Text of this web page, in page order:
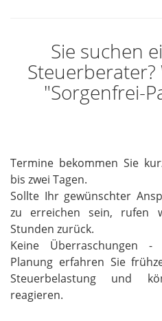
Sie suchen
"Sorgenfrei-
Termine bekommen Sie
bis zwei Tagen.
Sollte Ihr gewünschter
zu erreichen sein, rufen
Stunden zurück.
Keine Überraschungen -
Planung erfahren Sie
Steuerbelastung und
reagieren.